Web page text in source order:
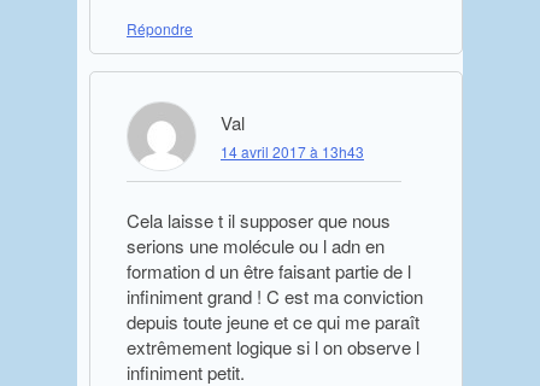
Répondre
Val
14 avril 2017 à 13h43
Cela laisse t il supposer que nous
serions une molécule ou l adn en
formation d un être faisant partie de l
infiniment grand ! C est ma conviction
depuis toute jeune et ce qui me paraît
extrêmement logique si l on observe l
infiniment petit.